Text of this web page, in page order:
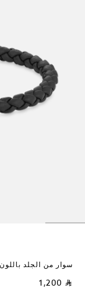
سوار من الجلد
⃁ 1,200